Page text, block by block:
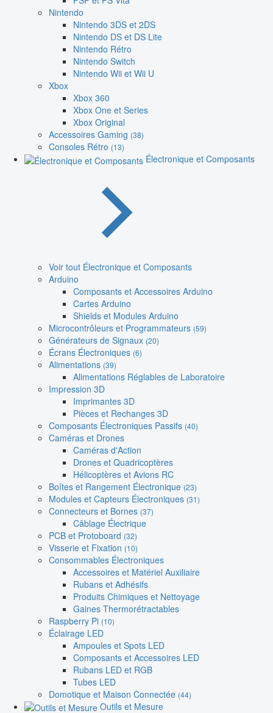
Nintendo
Nintendo 3DS et 2DS
Nintendo DS et DS Lite
Nintendo Rétro
Nintendo Switch
Nintendo Wii et Wii U
Xbox
Xbox 360
Xbox One et Series
Xbox Original
Accessoires Gaming (38)
Consoles Rétro (13)
Électronique et Composants
Voir tout Électronique et Composants
Arduino
Composants et Accessoires Arduino
Cartes Arduino
Shields et Modules Arduino
Microcontrôleurs et Programmateurs (59)
Générateurs de Signaux (20)
Écrans Électroniques (6)
Alimentations (39)
Alimentations Réglables de Laboratoire
Impression 3D
Imprimantes 3D
Pièces et Rechanges 3D
Composants Électroniques Passifs (40)
Caméras et Drones
Caméras d'Action
Drones et Quadricoptères
Hélicoptères et Avions RC
Boîtes et Rangement Électronique (23)
Modules et Capteurs Électroniques (31)
Connecteurs et Bornes (37)
Câblage Électrique
PCB et Protoboard (32)
Visserie et Fixation (10)
Consommables Électroniques
Accessoires et Matériel Auxiliaire
Rubans et Adhésifs
Produits Chimiques et Nettoyage
Gaines Thermorétractables
Raspberry Pi (10)
Éclairage LED
Ampoules et Spots LED
Composants et Accessoires LED
Rubans LED et RGB
Tubes LED
Domotique et Maison Connectée (44)
Outils et Mesure